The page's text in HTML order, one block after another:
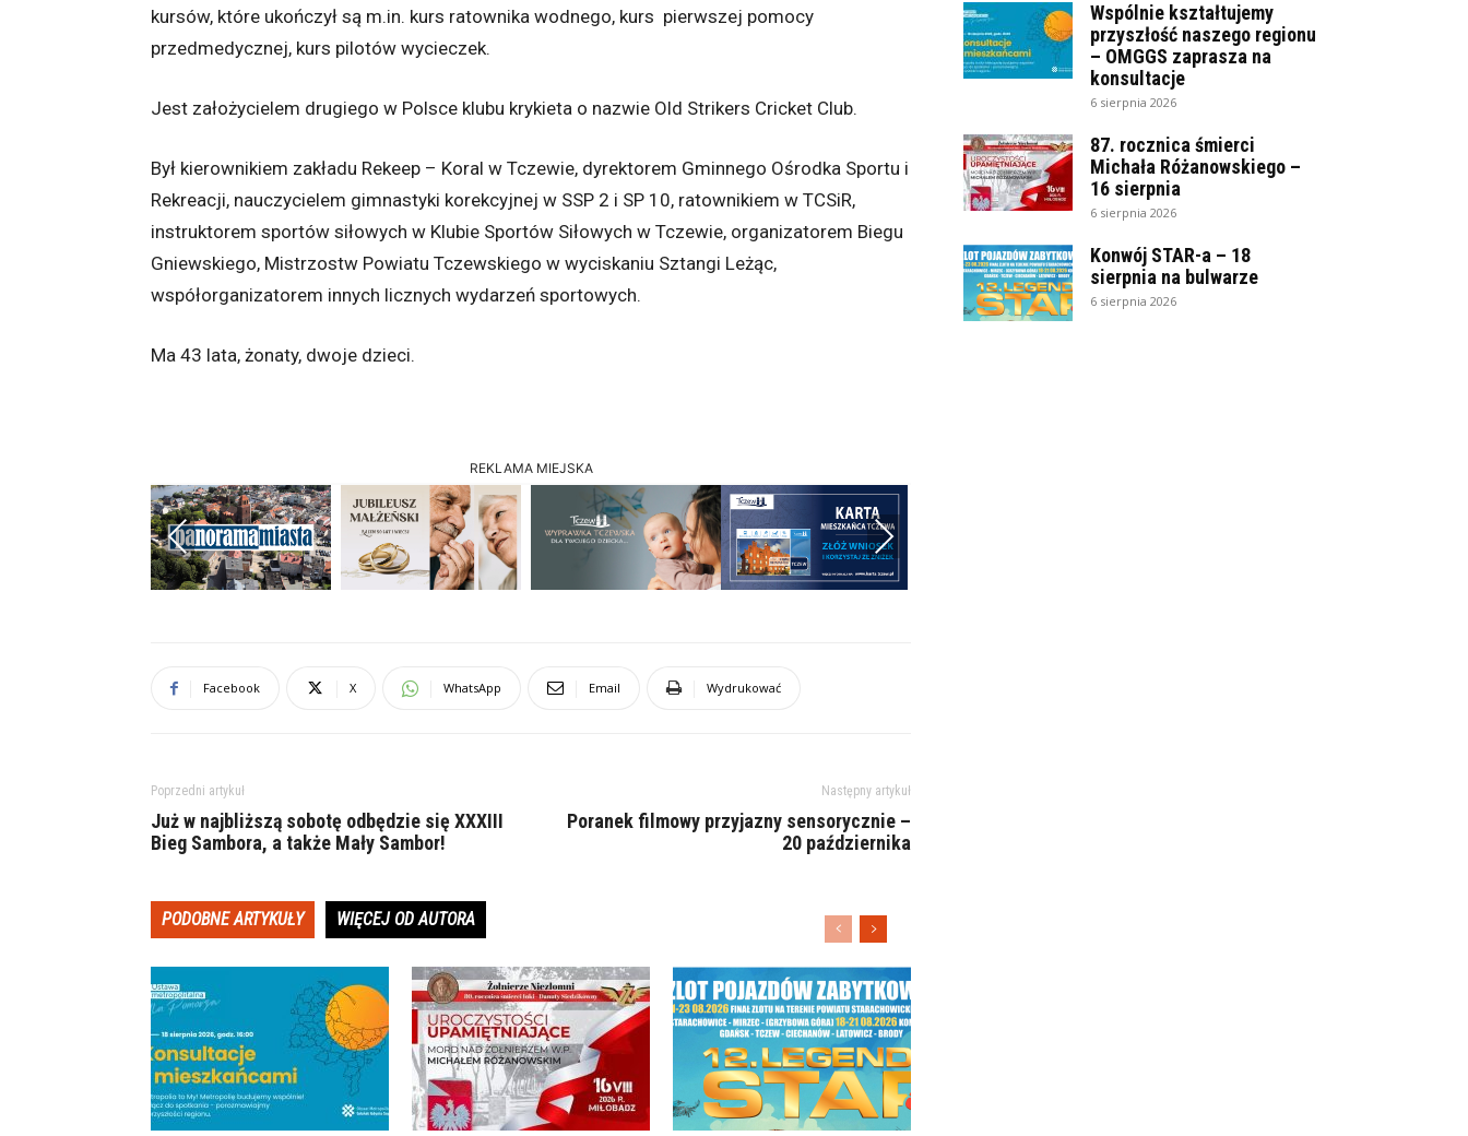
kursów, które ukończył są m.in. kurs ratownika wodnego, kurs pierwszej pomocy
przedmedycznej, kurs pilotów wycieczek.
Jest założycielem drugiego w Polsce klubu krykieta o nazwie Old Strikers Cricket Club.
Był kierownikiem zakładu Rekeep – Koral w Tczewie, dyrektorem Gminnego Ośrodka Sportu i
Rekreacji, nauczycielem gimnastyki korekcyjnej w SSP 2 i SP 10, ratownikiem w TCSiR,
instruktorem sportów siłowych w Klubie Sportów Siłowych w Tczewie, organizatorem Biegu
Gniewskiego, Mistrzostw Powiatu Tczewskiego w wyciskaniu Sztangi Leżąc,
współorganizatorem innych licznych wydarzeń sportowych.
Ma 43 lata, żonaty, dwoje dzieci.
REKLAMA MIEJSKA
Previous Next
Facebook X WhatsApp Email Wydrukować
Poprzedni artykuł
Już w najbliższą sobotę odbędzie się XXXIII
Bieg Sambora, a także Mały Sambor!
Następny artykuł
Poranek filmowy przyjazny sensorycznie –
20 października
PODOBNE ARTYKUŁY WIĘCEJ OD AUTORA
Wspólnie kształtujemy
przyszłość naszego regionu
– OMGGS zaprasza na
konsultacje
6 sierpnia 2026
87. rocznica śmierci
Michała Różanowskiego –
16 sierpnia
6 sierpnia 2026
Konwój STAR-a – 18
sierpnia na bulwarze
6 sierpnia 2026